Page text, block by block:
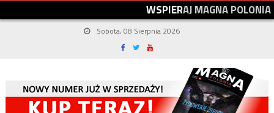
WSPIERAJMAGNAPOLONIA
Sobota, 08 Sierpnia 2026